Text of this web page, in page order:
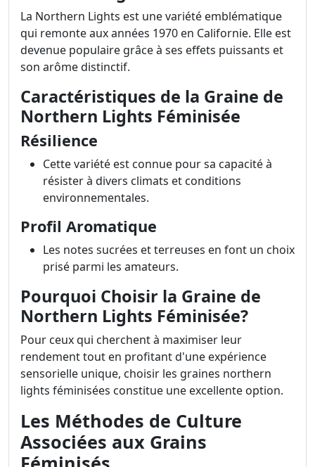
La Northern Lights est une variété emblématique
qui remonte aux années 1970 en Californie. Elle est
devenue populaire grâce à ses effets puissants et
son arôme distinctif.
Caractéristiques de la Graine de
Northern Lights Féminisée
Résilience
Cette variété est connue pour sa capacité à
résister à divers climats et conditions
environnementales.
Profil Aromatique
Les notes sucrées et terreuses en font un choix
prisé parmi les amateurs.
Pourquoi Choisir la Graine de
Northern Lights Féminisée?
Pour ceux qui cherchent à maximiser leur
rendement tout en profitant d'une expérience
sensorielle unique, choisir les graines northern
lights féminisées constitue une excellente option.
Les Méthodes de Culture
Associées aux Grains